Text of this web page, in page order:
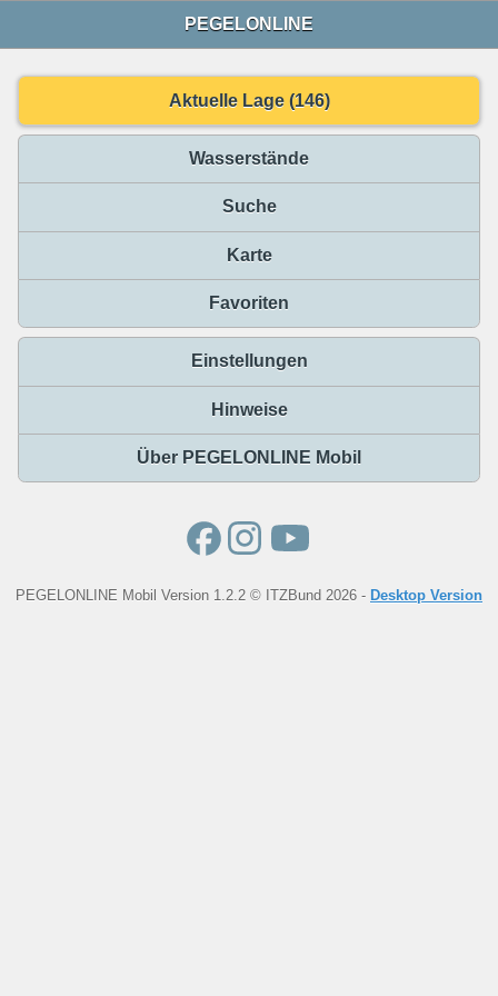
PEGELONLINE
Aktuelle Lage (146)
Wasserstände
Suche
Karte
Favoriten
Einstellungen
Hinweise
Über PEGELONLINE Mobil
PEGELONLINE Mobil Version 1.2.2 © ITZBund 2026 - Desktop Version